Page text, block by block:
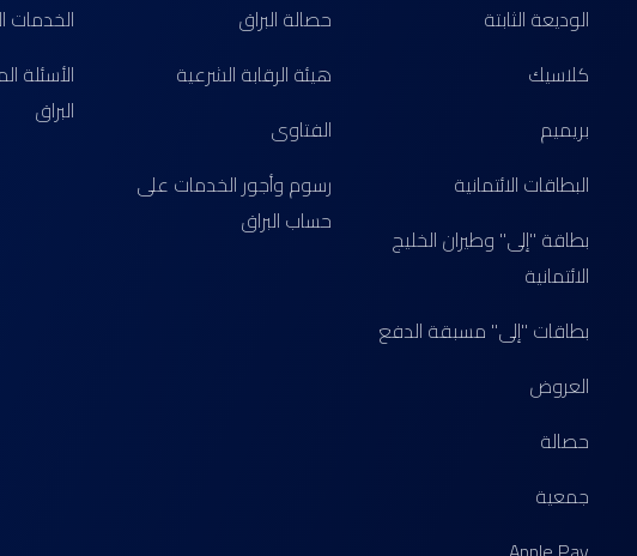
الوديعة الثابتة
كلاسيك
بريميم
البطاقات الائتمانية
بطاقة "إلى" وطيران الخليج
الائتمانية
بطاقات "إلى" مسبقة الدفع
العروض
حصالة
جمعية
حصالة البراق
هيئة الرقابة الشرعية
الفتاوى
رسوم وأجور الخدمات على
حساب البراق
الخدمات
الأسئلة
البراق